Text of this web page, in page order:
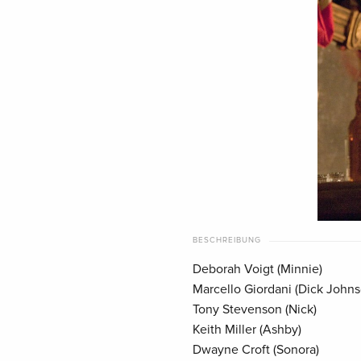
BESCHREIBUNG
Deborah Voigt (Minnie)
Marcello Giordani (Dick
Tony Stevenson (Nick)
Keith Miller (Ashby)
Dwayne Croft (Sonora)